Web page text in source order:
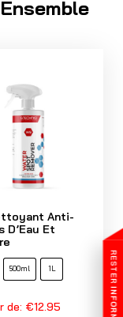
RESTER
INFORMÉ
Anti-
D’Eau Et
500ml 1L
de: €12.95